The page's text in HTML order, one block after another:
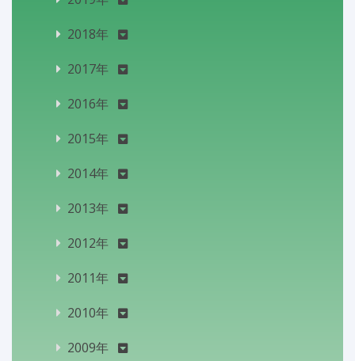
2018年
2017年
2016年
2015年
2014年
2013年
2012年
2011年
2010年
2009年